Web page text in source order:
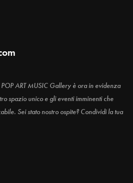
ART MUSIC Gallery è ora in evidenza
spazio unico e gli eventi imminenti che
Sei stato nostro ospite? Condividi la tua